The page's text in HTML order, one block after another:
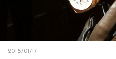
2018/01/17